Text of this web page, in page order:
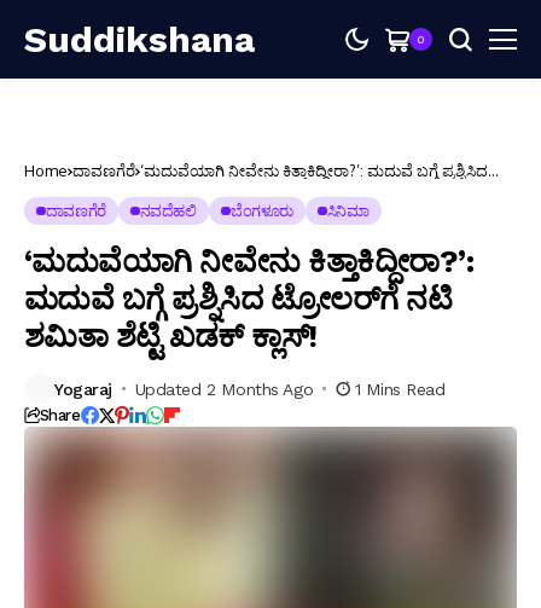
Suddikshana 0
Home ದಾವಣಗೆರೆ ‘ಮದುವೆಯಾಗಿ ನೀವೇನು ಕಿತ್ತಾಕಿದ್ದೀರಾ?’: ಮದುವೆ ಬಗ್ಗೆ ಪ್ರಶ್ನಿಸಿದ
ದಾವಣಗೆರೆ ನವದೆಹಲಿ ಬೆಂಗಳೂರು ಸಿನಿಮಾ
‘ಮದುವೆಯಾಗಿ ನೀವೇನು ಕಿತ್ತಾಕಿದ್ದೀರಾ?’:
ಮದುವೆ ಬಗ್ಗೆ ಪ್ರಶ್ನಿಸಿದ ಟ್ರೋಲರ್‌ಗೆ ನಟಿ
ಶಮಿತಾ ಶೆಟ್ಟಿ ಖಡಕ್ ಕ್ಲಾಸ್!
Yogaraj Updated 2 Months Ago 1 Mins Read
Share